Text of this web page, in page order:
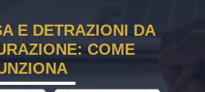
E DETRAZIONI DA
COME